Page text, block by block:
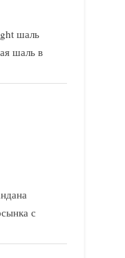
шаль
шаль в
с